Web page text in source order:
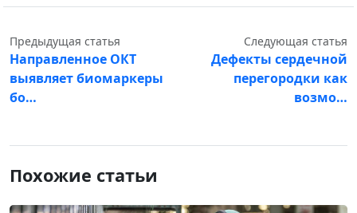
Предыдущая статья
Направленное ОКТ
выявляет биомаркеры
бо…
Следующая статья
Дефекты сердечной
перегородки как
возмо…
Похожие статьи